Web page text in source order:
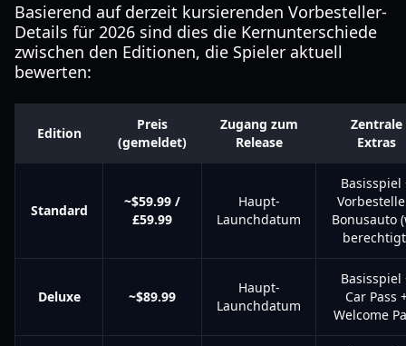
Basierend auf derzeit kursierenden Vorbesteller-
Details für 2026 sind dies die Kernunterschiede
zwischen den Editionen, die Spieler aktuell
bewerten:
Edition
Preis
(gemeldet)
Zugang zum
Release
Zentrale
Extras
Standard
~$59.99 /
£59.99
Haupt-
Launchdatum
Basisspiel
Bonusauto
Deluxe ~$89.99
Haupt-
Launchdatum
Basisspiel
Car Pass
Welcome